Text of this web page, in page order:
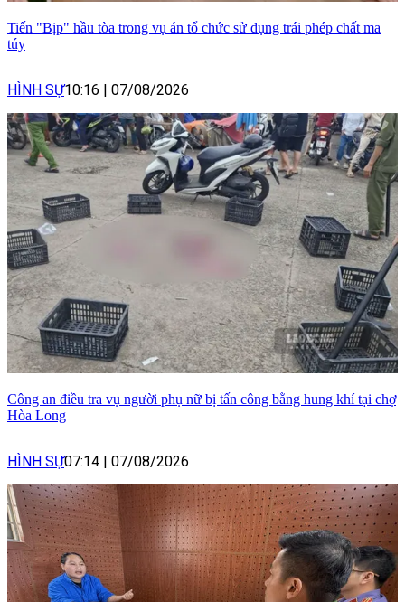
Tiến "Bịp" hầu tòa trong vụ án tổ chức sử dụng trái phép chất ma
túy
HÌNH SỰ10:16 | 07/08/2026
Công an điều tra vụ người phụ nữ bị tấn công bằng hung khí tại chợ
Hòa Long
HÌNH SỰ07:14 | 07/08/2026